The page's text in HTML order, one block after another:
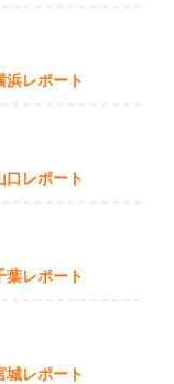
レポート
レポート
レポート
レポート